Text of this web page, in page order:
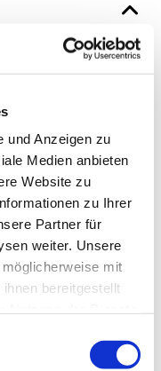
und Anzeigen zu
Medien anbieten
Website zu
zu Ihrer
Partner für
weiter. Unsere
mit
bereitgestellt
zur
bei Ihnen.